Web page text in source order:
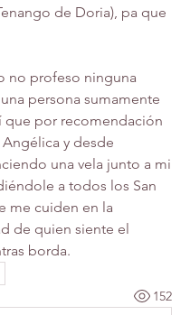
de Doria), pa que
no profeso ninguna
persona sumamente
que por recomendación
y desde
una vela junto a mi
a todos los San
me cuiden en la
de quien siente el
borda.
152